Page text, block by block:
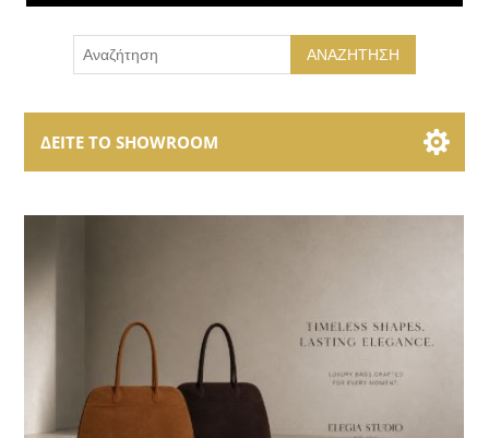
ΑΝΑΖΉΤΗΣΗ
ΔΕΊΤΕ ΤΟ SHOWROOM
Collections